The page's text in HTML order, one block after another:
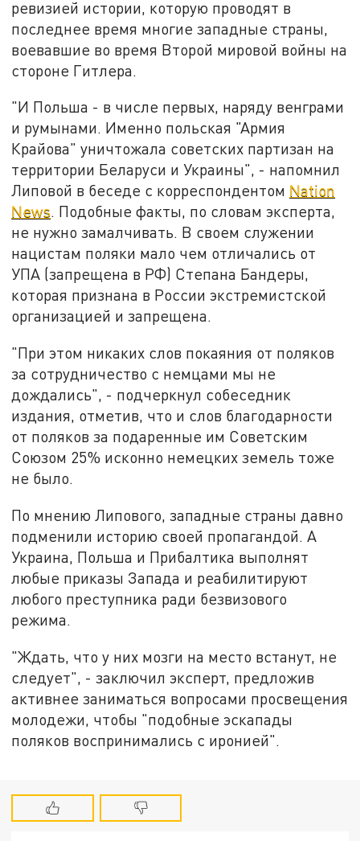
ревизией истории, которую проводят в
последнее время многие западные страны,
воевавшие во время Второй мировой войны на
стороне Гитлера.
"И Польша - в числе первых, наряду венграми
и румынами. Именно польская "Армия
Крайова" уничтожала советских партизан на
территории Беларуси и Украины", - напомнил
Липовой в беседе с корреспондентом Nation
News. Подобные факты, по словам эксперта,
не нужно замалчивать. В своем служении
нацистам поляки мало чем отличались от
УПА (запрещена в РФ) Степана Бандеры,
которая признана в России экстремистской
организацией и запрещена.
"При этом никаких слов покаяния от поляков
за сотрудничество с немцами мы не
дождались", - подчеркнул собеседник
издания, отметив, что и слов благодарности
от поляков за подаренные им Советским
Союзом 25% исконно немецких земель тоже
не было.
По мнению Липового, западные страны давно
подменили историю своей пропагандой. А
Украина, Польша и Прибалтика выполнят
любые приказы Запада и реабилитируют
любого преступника ради безвизового
режима.
"Ждать, что у них мозги на место встанут, не
следует", - заключил эксперт, предложив
активнее заниматься вопросами просвещения
молодежи, чтобы "подобные эскапады
поляков воспринимались с иронией".